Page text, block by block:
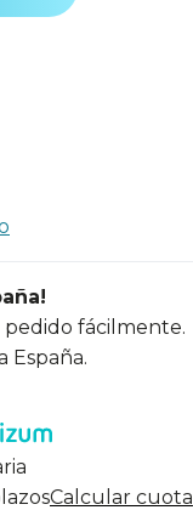
fácilmente.
España.
Calcular cuota